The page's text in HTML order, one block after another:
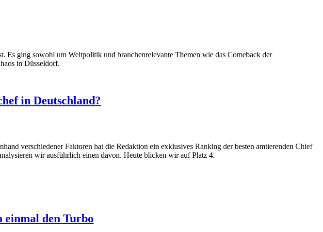
Es ging sowohl um Weltpolitik und branchenrelevante Themen wie das Comeback der
in Düsseldorf.
in Deutschland?
verschiedener Faktoren hat die Redaktion ein exklusives Ranking der besten amtierenden Chief
wir ausführlich einen davon. Heute blicken wir auf Platz 4.
einmal den Turbo